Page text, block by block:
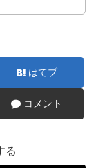
はてブ
コメント
る